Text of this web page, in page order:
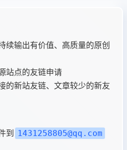
续输出有价值、高质量的原创
站点的友链申请
的新站友链、文章较少的新友
到 1431258805@qq.com